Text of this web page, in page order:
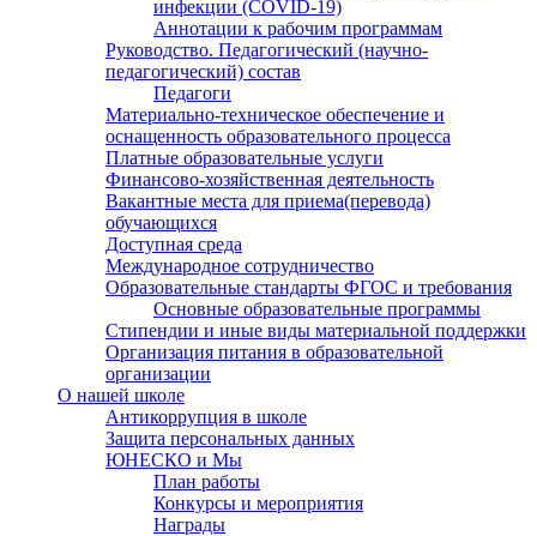
инфекции (CОVID-19)
Аннотации к рабочим программам
Руководство. Педагогический (научно-
педагогический) состав
Педагоги
Материально-техническое обеспечение и
оснащенность образовательного процесса
Платные образовательные услуги
Финансово-хозяйственная деятельность
Вакантные места для приема(перевода)
обучающихся
Доступная среда
Международное сотрудничество
Образовательные стандарты ФГОС и требования
Основные образовательные программы
Стипендии и иные виды материальной поддержки
Организация питания в образовательной
организации
О нашей школе
Антикоррупция в школе
Защита персональных данных
ЮНЕСКО и Мы
План работы
Конкурсы и мероприятия
Награды